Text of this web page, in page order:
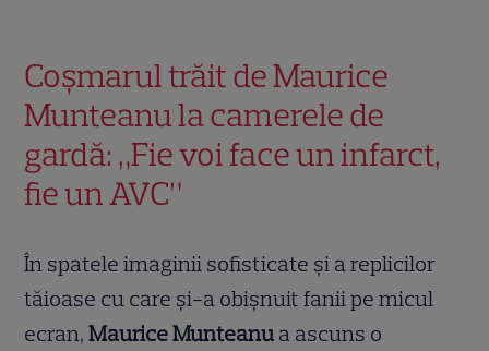
Coșmarul trăit de Maurice
Munteanu la camerele de
gardă: „Fie voi face un infarct,
fie un AVC”
În spatele imaginii sofisticate și a replicilor
tăioase cu care și-a obișnuit fanii pe micul
ecran,Maurice Munteanu a ascuns o